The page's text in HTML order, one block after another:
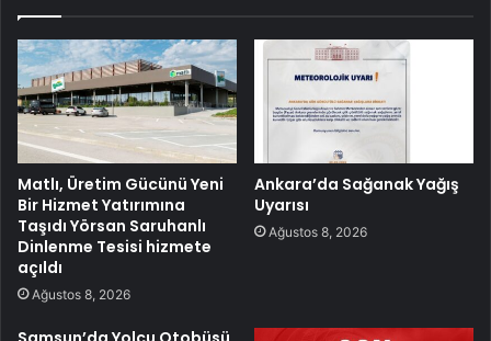
Matlı, Üretim Gücünü Yeni
Bir Hizmet Yatırımına
Taşıdı Yörsan Saruhanlı
Dinlenme Tesisi hizmete
açıldı
Ağustos 8, 2026
Ankara’da Sağanak Yağış
Uyarısı
Ağustos 8, 2026